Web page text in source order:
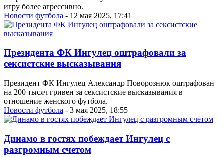
игру более агрессивно.
Новости футбола - 12 мая 2025, 17:41
Президента ФК Ингулец оштрафовали за
сексистские высказывания
Президент ФК Ингулец Александр Поворознюк оштрафован
на 200 тысяч гривен за сексистские высказывания в
отношение женского футбола.
Новости футбола - 3 мая 2025, 18:55
Динамо в гостях побеждает Ингулец с
разгромным счетом